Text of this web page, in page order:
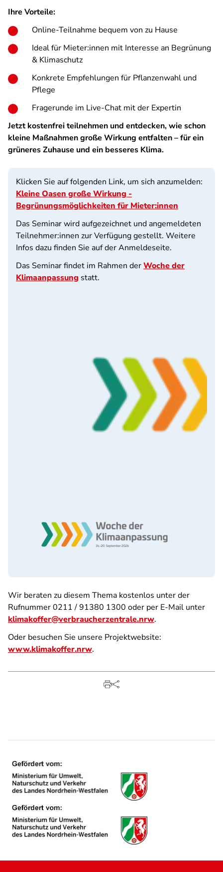
Ihre Vorteile:
Online-Teilnahme bequem von zu Hause
Ideal für Mieter:innen mit Interesse an Begrünung
& Klimaschutz
Konkrete Empfehlungen für Pflanzenwahl und
Pflege
Fragerunde im Live-Chat mit der Expertin
Jetzt kostenfrei teilnehmen und entdecken, wie schon
kleine Maßnahmen große Wirkung entfalten – für ein
grüneres Zuhause und ein besseres Klima.
Klicken Sie auf folgenden Link, um sich anzumelden:
Kleine Oasen große Wirkung -
Begrünungsmöglichkeiten für Mieter:innen
Das Seminar wird aufgezeichnet und angemeldeten
Teilnehmer:innen zur Verfügung gestellt. Weitere
Infos dazu finden Sie auf der Anmeldeseite.
Das Seminar findet im Rahmen derWoche der
Klimaanpassung statt.
Wir beraten zu diesem Thema kostenlos unter der
Rufnummer 0211 / 91380 1300 oder per E-Mail unter
klimakoffer@verbraucherzentrale.nrw.
Oder besuchen Sie unsere Projektwebsite:
www.klimakoffer.nrw.